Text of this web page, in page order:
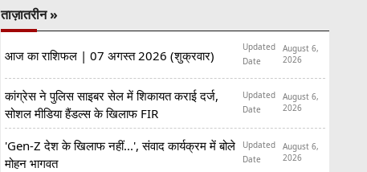
ताज़ातरीन »
आज का राशिफल | 07 अगस्त 2026 (शुक्रवार)
Updated
Date
August 6,
2026
कांग्रेस ने पुलिस साइबर सेल में शिकायत कराई दर्ज,
सोशल मीडिया हैंडल्स के खिलाफ FIR
Updated
Date
August 6,
2026
'Gen-Z देश के खिलाफ नहीं...', संवाद कार्यक्रम में बोले
मोहन भागवत
Updated
Date
August 6,
2026